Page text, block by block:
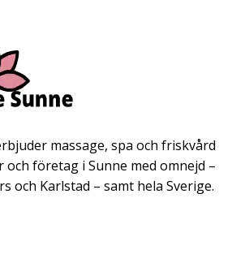
massage, spa och friskvård
företag i Sunne med omnejd –
och Karlstad – samt hela Sverige.